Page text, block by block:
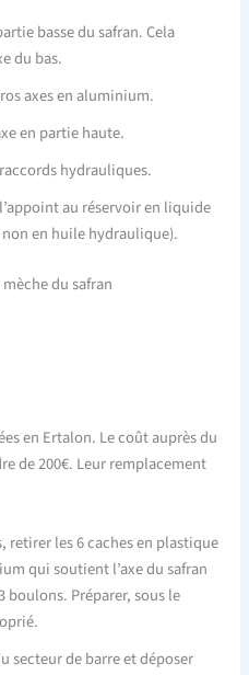
basse du safran. Cela
du bas.
axes en aluminium.
en partie haute.
hydrauliques.
au réservoir en liquide
en huile hydraulique).
du safran
en Ertalon. Le coût auprès du
de 200€. Leur remplacement
retirer les 6 caches en plastique
qui soutient l’axe du safran
boulons. Préparer, sous le
secteur de barre et déposer